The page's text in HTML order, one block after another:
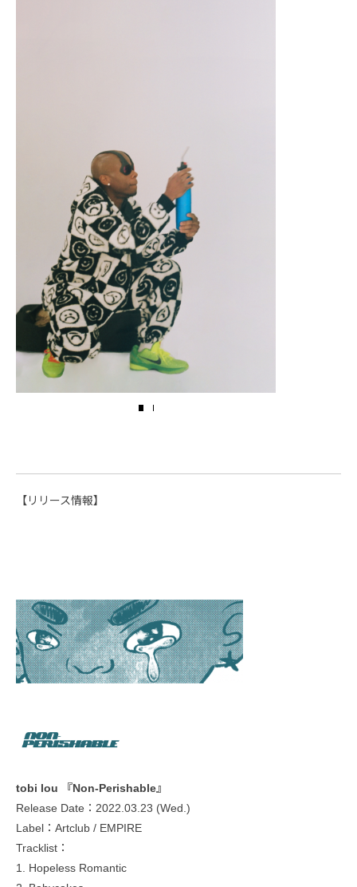
【リリース情報】
tobi lou 『Non-Perishable』
Release Date：2022.03.23 (Wed.)
Label：Artclub / EMPIRE
Tracklist：
1. Hopeless Romantic